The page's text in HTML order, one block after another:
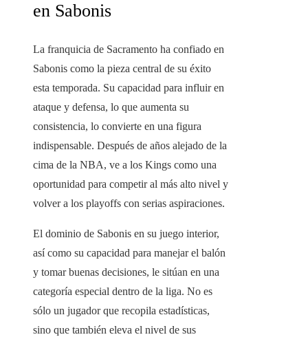
en Sabonis
La franquicia de Sacramento ha confiado en
Sabonis como la pieza central de su éxito
esta temporada. Su capacidad para influir en
ataque y defensa, lo que aumenta su
consistencia, lo convierte en una figura
indispensable. Después de años alejado de la
cima de la NBA, ve a los Kings como una
oportunidad para competir al más alto nivel y
volver a los playoffs con serias aspiraciones.
El dominio de Sabonis en su juego interior,
así como su capacidad para manejar el balón
y tomar buenas decisiones, le sitúan en una
categoría especial dentro de la liga. No es
sólo un jugador que recopila estadísticas,
sino que también eleva el nivel de sus